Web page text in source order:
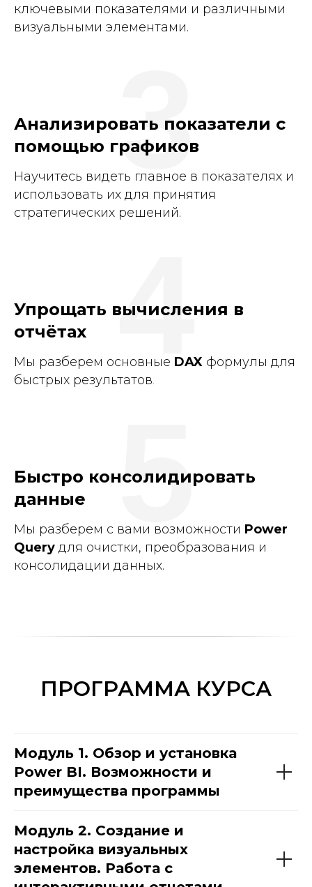
ключевыми показателями и различными
визуальными элементами.
Анализировать показатели с
помощью графиков
Научитесь видеть главное в показателях и
использовать их для принятия
стратегических решений.
3
Упрощать вычисления в
отчётах
Мы разберем основные DAX формулы для
быстрых результатов.
4
Быстро консолидировать
данные
Мы разберем с вами возможности Power
Query для очистки, преобразования и
консолидации данных.
5
ПРОГРАММА КУРСА
Модуль 1. Обзор и установка
Power BI. Возможности и
преимущества программы
Модуль 2. Создание и
настройка визуальных
элементов. Работа с